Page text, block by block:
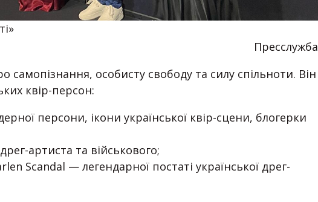
Пресслужба
самопізнання, особисту свободу та силу спільноти. Він
квір-персон:
персони, ікони української квір-сцени, блогерки
артиста та військового;
Scandal — легендарної постаті української дрег-